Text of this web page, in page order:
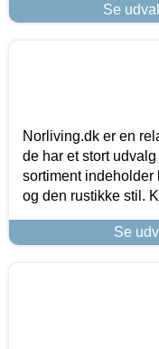
Se
Norliving.dk er en
de har et stort
sortiment indeholder
og den rustikke stil.
Se